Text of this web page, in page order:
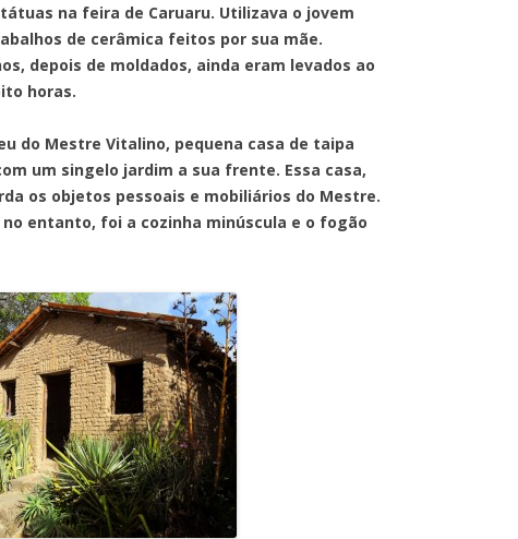
na feira de Caruaru. Utilizava o jovem
de cerâmica feitos por sua mãe.
depois de moldados, ainda eram levados ao
horas.
Vitalino, pequena casa de taipa
um singelo jardim a sua frente. Essa casa,
os objetos pessoais e mobiliários do Mestre.
entanto, foi a cozinha minúscula e o fogão